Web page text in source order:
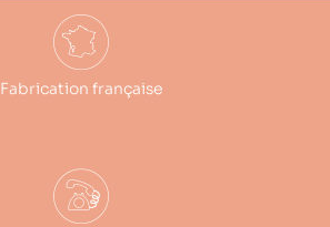
Fabrication française